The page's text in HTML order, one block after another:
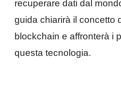
recuperare dati dal
guida chiarirà il concetto
blockchain e affronterà i
questa tecnologia.